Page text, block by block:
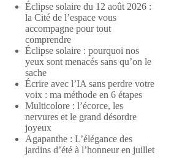
Éclipse solaire du 12 août 2026 :
la Cité de l’espace vous
accompagne pour tout
comprendre
Éclipse solaire : pourquoi nos
yeux sont menacés sans qu’on le
sache
Écrire avec l’IA sans perdre votre
voix : ma méthode en 6 étapes
Multicolore : l’écorce, les
nervures et le grand désordre
joyeux
Agapanthe : L’élégance des
jardins d’été à l’honneur en juillet